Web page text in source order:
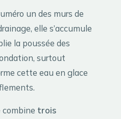
un des murs de
elle s’accumule
la poussée des
surtout
cette eau en glace
combine trois